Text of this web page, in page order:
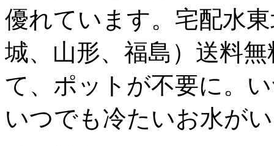
優れています。宅配水
城、山形、福島）送料
て、ポットが不要に。
いつでも冷たいお水が